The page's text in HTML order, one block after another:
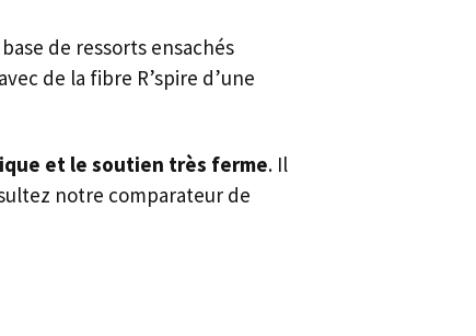
de ressorts ensachés
de la fibre R’spire d’une
et le soutien très ferme. Il
notre comparateur de